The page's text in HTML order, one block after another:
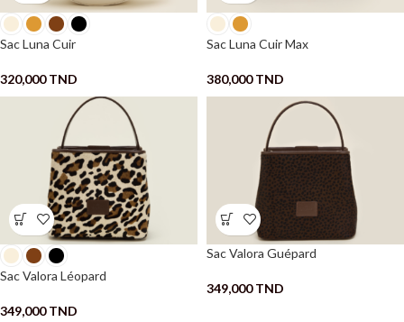
Sac Luna Cuir
320,000TND
Sac Luna Cuir Max
380,000TND
Sac Valora Léopard
349,000TND
Sac Valora Guépard
349,000TND